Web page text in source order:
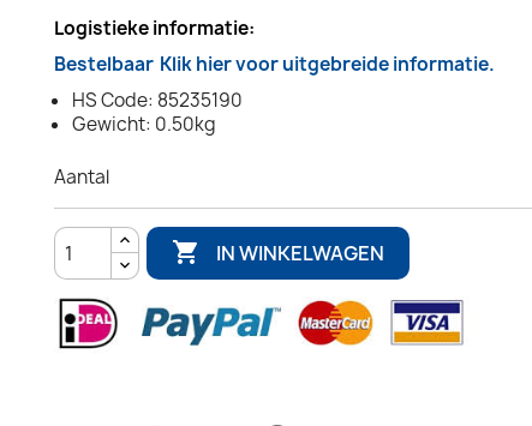
Logistieke informatie:
Bestelbaar Klik hier voor uitgebreide informatie.
HS Code: 85235190
Gewicht: 0.50kg
Aantal
 IN WINKELWAGEN